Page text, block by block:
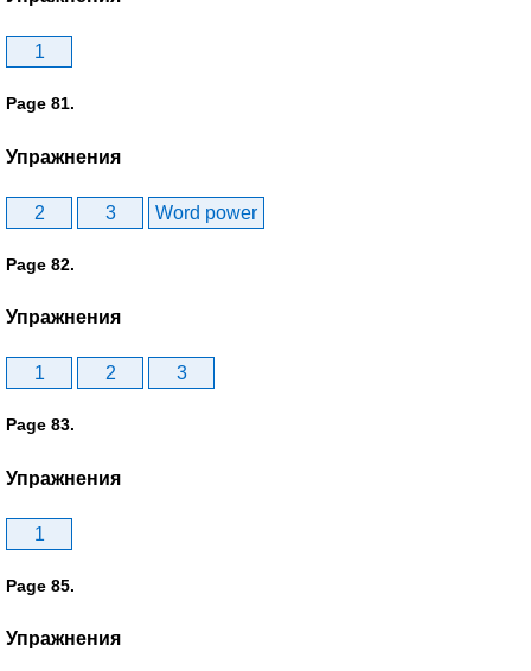
1
Page 81.
Упражнения
2 3 Word power
Page 82.
Упражнения
1 2 3
Page 83.
Упражнения
1
Page 85.
Упражнения